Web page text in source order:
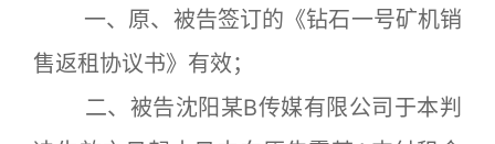
一、原、被告签订的《钻石一号矿机销
售返租协议书》有效；
二、被告沈阳某B传媒有限公司于本判